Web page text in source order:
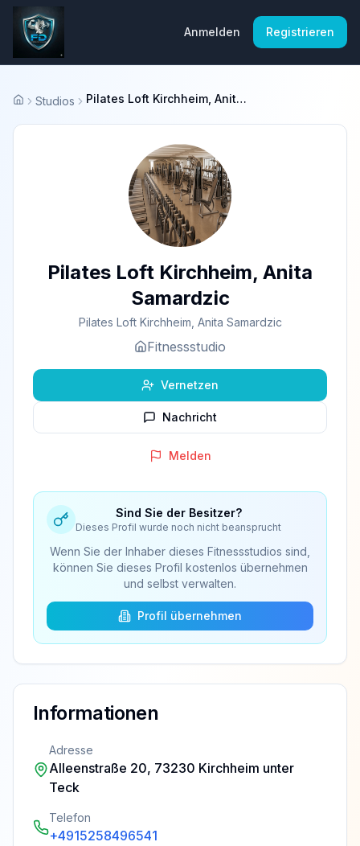
Anmelden Registrieren
Startseite
Studios Pilates Loft Kirchheim, Anita Samardzic
Pilates Loft Kirchheim, Anita
Samardzic
Pilates Loft Kirchheim, Anita Samardzic
Fitnessstudio
Vernetzen
Nachricht
Melden
Sind Sie der Besitzer?
Dieses Profil wurde noch nicht beansprucht
Wenn Sie der Inhaber dieses Fitnessstudios sind,
können Sie dieses Profil kostenlos übernehmen
und selbst verwalten.
Profil übernehmen
Informationen
Adresse
Alleenstraße 20, 73230 Kirchheim unter
Teck
Telefon
+4915258496541